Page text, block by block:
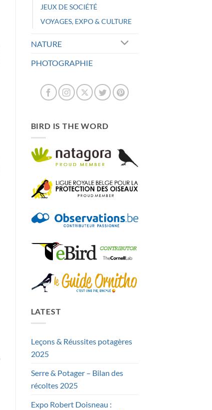
JEUX DE SOCIÉTÉ
VOYAGES, EXPO & CULTURE
NATURE
PHOTOGRAPHIE
BIRD IS THE WORD
LATEST
Leçons & Réussites potagères
2025
Serre & Potager – Bilan des
récoltes 2025
Expo Robert Doisneau :